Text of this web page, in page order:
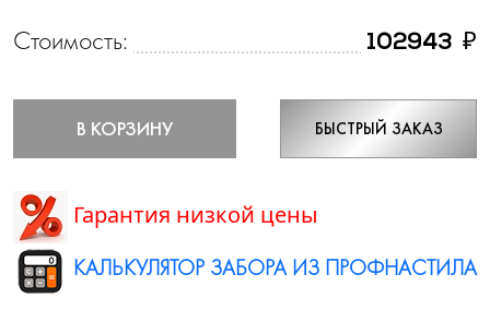
Стоимость: 102943 ₽
В КОРЗИНУ БЫСТРЫЙ ЗАКАЗ
Гарантия низкой цены
КАЛЬКУЛЯТОР ЗАБОРА ИЗ ПРОФНАСТИЛА